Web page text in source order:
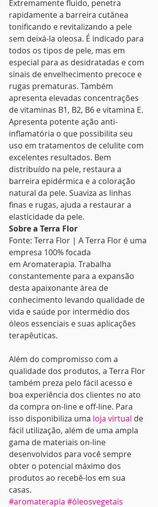
Extremamente fluido, penetra
rapidamente a barreira cutânea
tonificando e revitalizando a pele
sem deixá-la oleosa. É indicado para
todos os tipos de pele, mas em
especial para as desidratadas e com
sinais de envelhecimento precoce e
rugas prematuras. Também
apresenta elevadas concentrações
de vitaminas B1, B2, B6 e vitamina E.
Apresenta potente ação anti-
inflamatória o que possibilita seu
uso em tratamentos de celulite com
excelentes resultados. Bem
distribuído na pele, restaura a
barreira epidérmica e a coloração
natural da pele. Suaviza as linhas
finas e rugas, ajuda a restaurar a
elasticidade da pele.
Sobre a Terra Flor
Fonte: Terra Flor | A Terra Flor é uma
empresa 100% focada
em Aromaterapia. Trabalha
constantemente para a expansão
desta apaixonante área de
conhecimento levando qualidade de
vida e saúde por intermédio dos
óleos essenciais e suas aplicações
terapêuticas.
Além do compromisso com a
qualidade dos produtos, a Terra Flor
também preza pelo fácil acesso e
boa experiência dos clientes no ato
da compra on-line e off-line. Para
isso disponibiliza uma loja virtual de
fácil utilização, além de uma ampla
gama de materiais on-line
desenvolvidos para você sempre
obter o potencial máximo dos
produtos ao recebê-los em sua
casas.
#aromaterapia #óleosvegetais